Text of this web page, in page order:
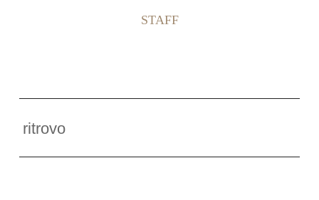
STAFF
ritrovo